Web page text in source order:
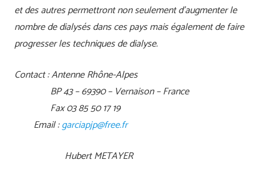
et des autres permettront non seulement d’augmenter le
nombre de dialysés dans ces pays mais également de faire
progresser les techniques de dialyse.
Contact : Antenne Rhône-Alpes
BP 43 – 69390 – Vernaison – France
Fax 03 85 50 17 19
Email :garciapjp@free.fr
Hubert METAYER